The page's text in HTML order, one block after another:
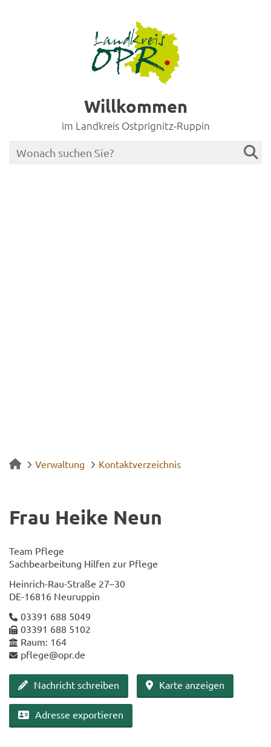
Willkommen
im Landkreis Ostprignitz-Ruppin
Verwaltung Kontaktverzeichnis
Frau Heike Neun
Team Pfle­ge
Sach­be­ar­bei­tung Hil­fen zur Pfle­ge
Heinrich-​Rau-Straße 27–30
DE-​16816 Neu­rup­pin
03391 688 5049
03391 688 5102
Raum: 164
pfle­ge@opr.de
Nach­richt schrei­ben Karte an­zei­gen
Adres­se ex­por­tie­ren